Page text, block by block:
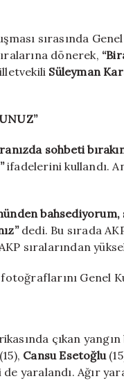
sırasında
dönerek,
Süleyman
sohbeti
ifadelerini kullandı.
dedi. Bu sırada
sıralarından
Genel
çıkan
Cansu Esetoğlu
de yaralandı. Ağır